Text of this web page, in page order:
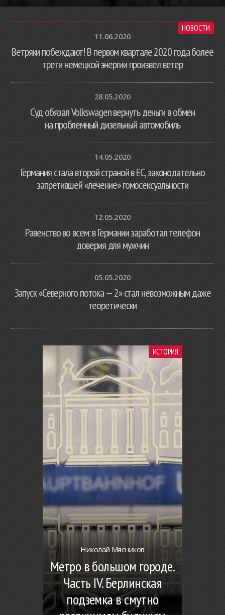
НОВОСТИ
11.06.2020
Ветряки побеждают! В первом квартале 2020 года более
трети немецкой энергии произвел ветер
28.05.2020
Суд обязал Volkswagen вернуть деньги в обмен
на проблемный дизельный автомобиль
14.05.2020
Германия стала второй страной в ЕС, законодательно
запретившей «лечение» гомосексуальности
12.05.2020
Равенство во всем: в Германии заработал телефон
доверия для мужчин
05.05.2020
Запуск «Северного потока — 2» стал невозможным даже
теоретически
ИСТОРИЯ
Николай Мясников
Метро в большом городе.
Часть IV. Берлинская
подземка в смутно